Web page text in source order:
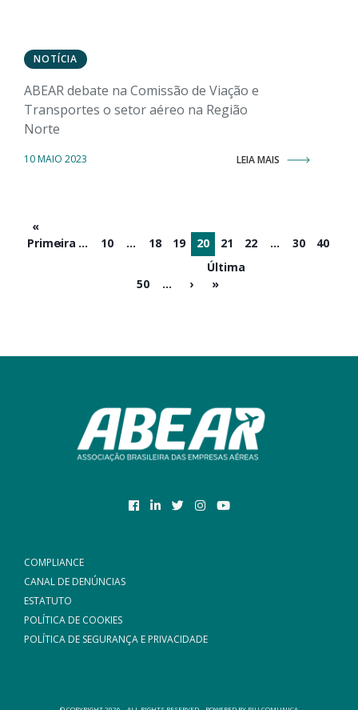
NOTÍCIA
ABEAR debate na Comissão de Viação e
Transportes o setor aéreo na Região
Norte
10 MAIO 2023 LEIA MAIS
«
Primeira
‹ ... 10 ... 18 19 20 21 22 ... 30 40
50 ... ›
Última
»
COMPLIANCE
CANAL DE DENÚNCIAS
ESTATUTO
POLÍTICA DE COOKIES
POLÍTICA DE SEGURANÇA E PRIVACIDADE